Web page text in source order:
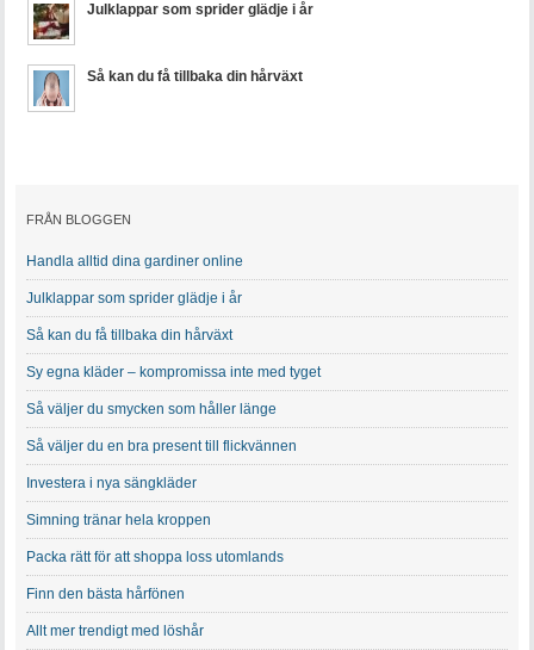
Julklappar som sprider glädje i år
Så kan du få tillbaka din hårväxt
FRÅN BLOGGEN
Handla alltid dina gardiner online
Julklappar som sprider glädje i år
Så kan du få tillbaka din hårväxt
Sy egna kläder – kompromissa inte med tyget
Så väljer du smycken som håller länge
Så väljer du en bra present till flickvännen
Investera i nya sängkläder
Simning tränar hela kroppen
Packa rätt för att shoppa loss utomlands
Finn den bästa hårfönen
Allt mer trendigt med löshår